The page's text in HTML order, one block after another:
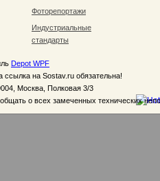
Фоторепортажи
Индустриальные
стандарты
Depot WPF
на Sostav.ru обязательна!
Москва, Полковая 3/3
о всех замеченных технических